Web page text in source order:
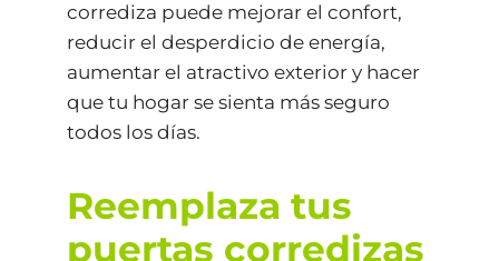
corrediza puede mejorar el confort,
reducir el desperdicio de energía,
aumentar el atractivo exterior y hacer
que tu hogar se sienta más seguro
todos los días.
Reemplaza tus
puertas corredizas